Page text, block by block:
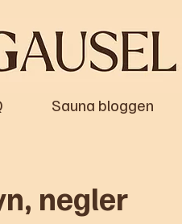
Sauna bloggen
negler